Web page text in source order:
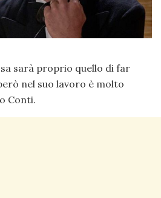
sarà proprio quello di far
nel suo lavoro è molto
Conti.